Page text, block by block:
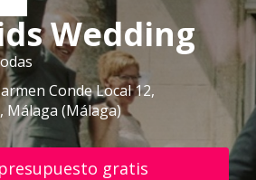
Wedding
Conde Local 12,
Málaga (Málaga)
gratis